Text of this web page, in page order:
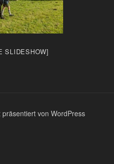
SLIDESHOW]
präsentiert von WordPress